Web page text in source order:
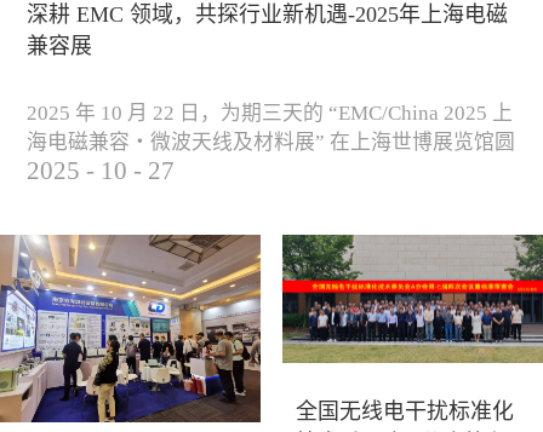
深耕 EMC 领域，共探行业新机遇-2025年上海电磁
兼容展
2025 年 10 月 22 日，为期三天的 “EMC/China 2025 上
海电磁兼容・微波天线及材料展” 在上海世博展览馆圆
满落下帷幕。作为电磁兼容领域的行业盛会，本届展
研讨及产品展示等多种形式，深入交流行业见解，踊
跃探索合作空间，为电磁兼容领域的高质量发展汇聚
了新动能。产品展示展会现场，公司展示了...
2025 - 10 - 27
全国无线电干扰标准化